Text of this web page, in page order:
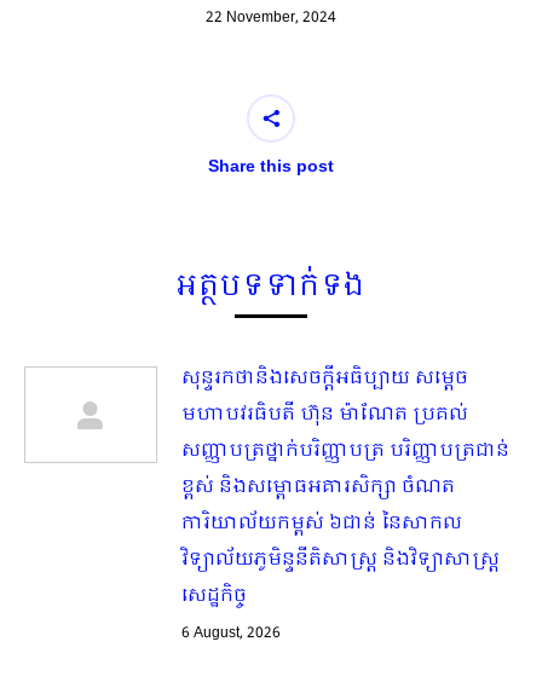
22 November, 2024
Share this post
អត្ថបទទាក់ទង
សុន្ទរកថានិងសេចក្ដីអធិប្បាយ សម្ដេច
មហាបវរធិបតី ហ៊ុន ម៉ាណែត ប្រគល់
សញ្ញាបត្រថ្នាក់បរិញ្ញាបត្រ បរិញ្ញាបត្រជាន់
ខ្ពស់ និងសម្ពោធអគារសិក្សា ចំណត
ការិយាល័យកម្ពស់ ៦ជាន់ នៃសាកល
វិទ្យាល័យភូមិន្ទនីតិសាស្ត្រ និងវិទ្យាសាស្ត្រ
សេដ្ឋកិច្ច
6 August, 2026